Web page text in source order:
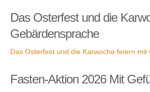
Das Osterfest und die
Gebärdensprache
Das Osterfest und die Karwoche feiern
Fasten-Aktion 2026 Mit